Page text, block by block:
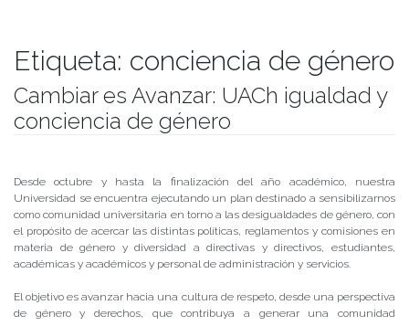
Etiqueta: conciencia de género
Cambiar es Avanzar: UACh igualdad y
conciencia de género
Desde octubre y hasta la finalización del año académico, nuestra
Universidad se encuentra ejecutando un plan destinado a sensibilizarnos
como comunidad universitaria en torno a las desigualdades de género, con
el propósito de acercar las distintas políticas, reglamentos y comisiones en
materia de género y diversidad a directivas y directivos, estudiantes,
académicas y académicos y personal de administración y servicios.
El objetivo es avanzar hacia una cultura de respeto, desde una perspectiva
de género y derechos, que contribuya a generar una comunidad